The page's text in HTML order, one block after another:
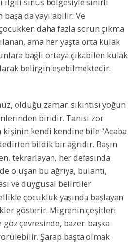
ilgili sinüs bölgesiyle sınırlı
da yayılabilir. Ve
daha fazla sorun çıkma
ama her yaşta orta kulak
bağlı ortaya çıkabilen kulak
belirginleşebilmektedir.
olduğu zaman sıkıntısı yoğun
biridir. Tanısı zor
kendi kendine bile “Acaba
bildik bir ağrıdır. Başın
tekrarlayan, her defasında
oluşan bu ağrıya, bulantı,
ve duygusal belirtiler
çocukluk yaşında başlayan
gösterir. Migrenin çeşitleri
göz çevresinde, bazen başka
Şarap başta olmak